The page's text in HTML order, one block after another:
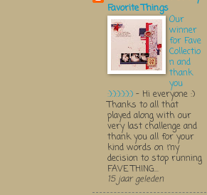
Favorite Things
Our
winner
for Fave
Collectio
n and
thank
you
:):):):):):) - Hi everyone :)
Thanks to all that
played along with our
very last challenge and
thank you all for your
kind words on my
decision to stop running
FAVE THING...
15 jaar geleden